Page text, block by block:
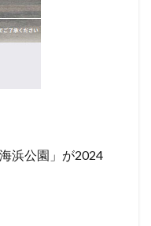
浜公園」が2024